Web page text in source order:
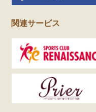
関連サービス